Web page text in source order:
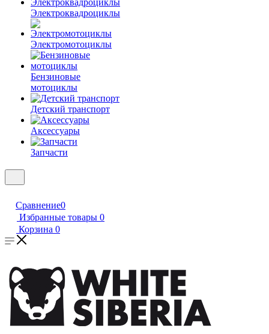
Электроквадроциклы
Электромотоциклы
Бензиновые
мотоциклы
Детский транспорт
Аксессуары
Запчасти
Сравнение0
Избранные товары 0
Корзина 0